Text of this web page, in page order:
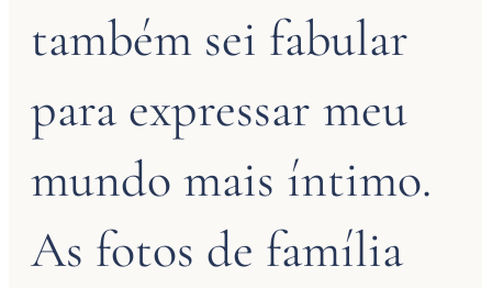
também sei fabular
para expressar meu
mundo mais íntimo.
As fotos de família